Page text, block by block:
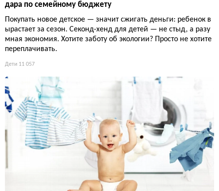
дара по семейному бюджету
Покупать новое детское — значит сжигать деньги: ребенок в
ырастает за сезон. Секонд-хенд для детей — не стыд, а разу
мная экономия. Хотите заботу об экологии? Просто не хотите
переплачивать.
Дети 11 057